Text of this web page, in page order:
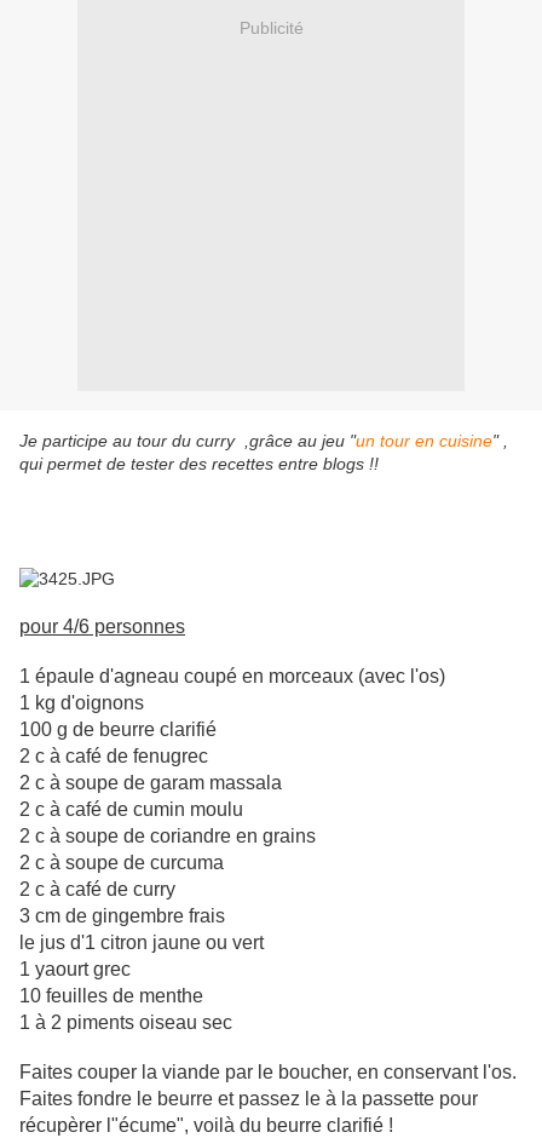
Publicité
Je participe au tour du curry ,grâce au jeu "un tour en cuisine" ,
qui permet de tester des recettes entre blogs !!
pour 4/6 personnes
1 épaule d'agneau coupé en morceaux (avec l'os)
1 kg d'oignons
100 g de beurre clarifié
2 c à café de fenugrec
2 c à soupe de garam massala
2 c à café de cumin moulu
2 c à soupe de coriandre en grains
2 c à soupe de curcuma
2 c à café de curry
3 cm de gingembre frais
le jus d'1 citron jaune ou vert
1 yaourt grec
10 feuilles de menthe
1 à 2 piments oiseau sec
Faites couper la viande par le boucher, en conservant l'os.
Faites fondre le beurre et passez le à la passette pour
récupèrer l"écume", voilà du beurre clarifié !